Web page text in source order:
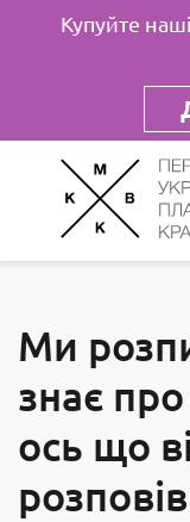
Купуйте
Ми
знає
ось що